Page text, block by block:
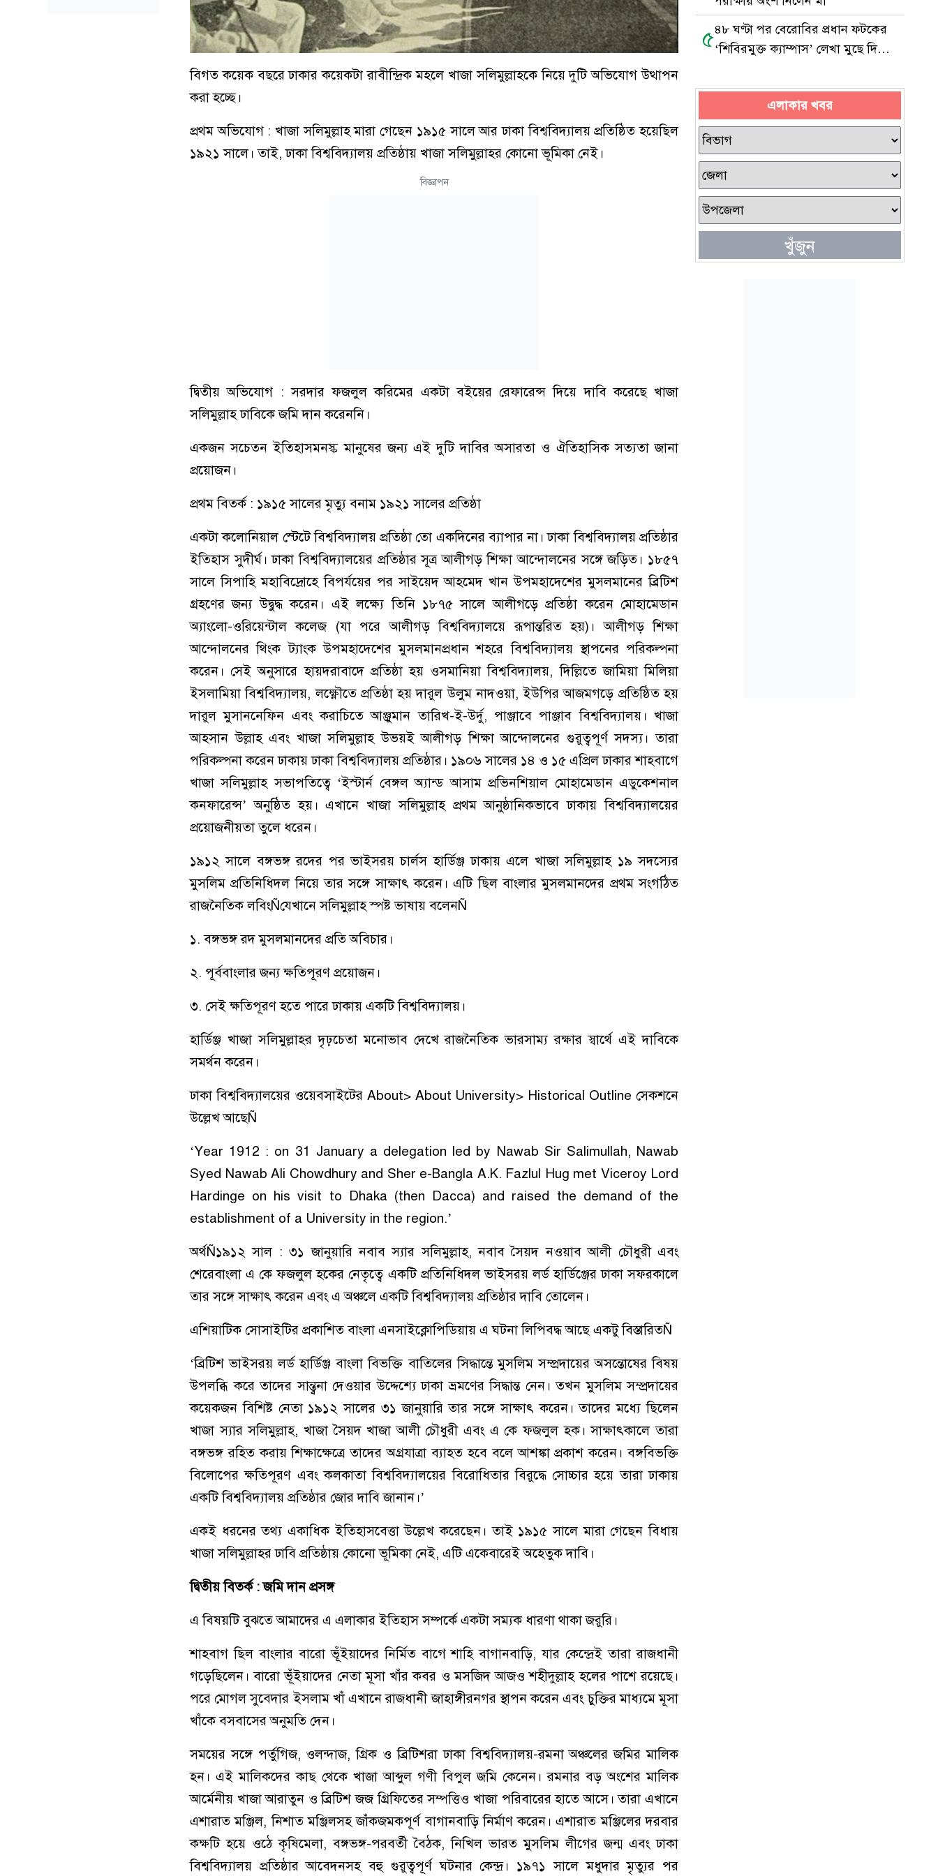
বিগত কয়েক বছরে ঢাকার কয়েকটা রাবীন্দ্রিক মহলে খাজা সলিমুল্লাহকে নিয়ে দুটি অভিযোগ উত্থাপন
করা হচ্ছে।
প্রথম অভিযোগ : খাজা সলিমুল্লাহ মারা গেছেন ১৯১৫ সালে আর ঢাকা বিশ্ববিদ্যালয় প্রতিষ্ঠিত হয়েছিল
১৯২১ সালে। তাই, ঢাকা বিশ্ববিদ্যালয় প্রতিষ্ঠায় খাজা সলিমুল্লাহর কোনো ভূমিকা নেই।
বিজ্ঞাপন
দ্বিতীয় অভিযোগ : সরদার ফজলুল করিমের একটা বইয়ের রেফারেন্স দিয়ে দাবি করেছে খাজা
সলিমুল্লাহ ঢাবিকে জমি দান করেননি।
একজন সচেতন ইতিহাসমনস্ক মানুষের জন্য এই দুটি দাবির অসারতা ও ঐতিহাসিক সত্যতা জানা
প্রয়োজন।
প্রথম বিতর্ক : ১৯১৫ সালের মৃত্যু বনাম ১৯২১ সালের প্রতিষ্ঠা
একটা কলোনিয়াল স্টেটে বিশ্ববিদ্যালয় প্রতিষ্ঠা তো একদিনের ব্যাপার না। ঢাকা বিশ্ববিদ্যালয় প্রতিষ্ঠার
ইতিহাস সুদীর্ঘ। ঢাকা বিশ্ববিদ্যালয়ের প্রতিষ্ঠার সূত্র আলীগড় শিক্ষা আন্দোলনের সঙ্গে জড়িত। ১৮৫৭
সালে সিপাহি মহাবিদ্রোহে বিপর্যয়ের পর সাইয়েদ আহমেদ খান উপমহাদেশের মুসলমানের ব্রিটিশ
গ্রহণের জন্য উদ্বুদ্ধ করেন। এই লক্ষ্যে তিনি ১৮৭৫ সালে আলীগড়ে প্রতিষ্ঠা করেন মোহামেডান
অ্যাংলো-ওরিয়েন্টাল কলেজ (যা পরে আলীগড় বিশ্ববিদ্যালয়ে রূপান্তরিত হয়)। আলীগড় শিক্ষা
আন্দোলনের থিংক ট্যাংক উপমহাদেশের মুসলমানপ্রধান শহরে বিশ্ববিদ্যালয় স্থাপনের পরিকল্পনা
করেন। সেই অনুসারে হায়দরাবাদে প্রতিষ্ঠা হয় ওসমানিয়া বিশ্ববিদ্যালয়, দিল্লিতে জামিয়া মিলিয়া
ইসলামিয়া বিশ্ববিদ্যালয়, লক্ষ্ণৌতে প্রতিষ্ঠা হয় দারুল উলুম নাদওয়া, ইউপির আজমগড়ে প্রতিষ্ঠিত হয়
দারুল মুসাননেফিন এবং করাচিতে আঞ্জুমান তারিখ-ই-উর্দু, পাঞ্জাবে পাঞ্জাব বিশ্ববিদ্যালয়। খাজা
আহসান উল্লাহ এবং খাজা সলিমুল্লাহ উভয়ই আলীগড় শিক্ষা আন্দোলনের গুরুত্বপূর্ণ সদস্য। তারা
পরিকল্পনা করেন ঢাকায় ঢাকা বিশ্ববিদ্যালয় প্রতিষ্ঠার। ১৯০৬ সালের ১৪ ও ১৫ এপ্রিল ঢাকার শাহবাগে
খাজা সলিমুল্লাহ সভাপতিত্বে ‘ইস্টার্ন বেঙ্গল অ্যান্ড আসাম প্রভিনশিয়াল মোহামেডান এডুকেশনাল
কনফারেন্স’ অনুষ্ঠিত হয়। এখানে খাজা সলিমুল্লাহ প্রথম আনুষ্ঠানিকভাবে ঢাকায় বিশ্ববিদ্যালয়ের
প্রয়োজনীয়তা তুলে ধরেন।
১৯১২ সালে বঙ্গভঙ্গ রদের পর ভাইসরয় চার্লস হার্ডিঞ্জ ঢাকায় এলে খাজা সলিমুল্লাহ ১৯ সদস্যের
মুসলিম প্রতিনিধিদল নিয়ে তার সঙ্গে সাক্ষাৎ করেন। এটি ছিল বাংলার মুসলমানদের প্রথম সংগঠিত
রাজনৈতিক লবিংÑযেখানে সলিমুল্লাহ স্পষ্ট ভাষায় বলেনÑ
১. বঙ্গভঙ্গ রদ মুসলমানদের প্রতি অবিচার।
২. পূর্ববাংলার জন্য ক্ষতিপূরণ প্রয়োজন।
৩. সেই ক্ষতিপূরণ হতে পারে ঢাকায় একটি বিশ্ববিদ্যালয়।
হার্ডিঞ্জ খাজা সলিমুল্লাহর দৃঢ়চেতা মনোভাব দেখে রাজনৈতিক ভারসাম্য রক্ষার স্বার্থে এই দাবিকে
সমর্থন করেন।
ঢাকা বিশ্ববিদ্যালয়ের ওয়েবসাইটের About> About University> Historical Outline সেকশনে
উল্লেখ আছেÑ
‘Year 1912 : on 31 January a delegation led by Nawab Sir Salimullah, Nawab
Syed Nawab Ali Chowdhury and Sher e-Bangla A.K. Fazlul Hug met Viceroy Lord
Hardinge on his visit to Dhaka (then Dacca) and raised the demand of the
establishment of a University in the region.’
অর্থÑ১৯১২ সাল : ৩১ জানুয়ারি নবাব স্যার সলিমুল্লাহ, নবাব সৈয়দ নওয়াব আলী চৌধুরী এবং
শেরেবাংলা এ কে ফজলুল হকের নেতৃত্বে একটি প্রতিনিধিদল ভাইসরয় লর্ড হার্ডিঞ্জের ঢাকা সফরকালে
তার সঙ্গে সাক্ষাৎ করেন এবং এ অঞ্চলে একটি বিশ্ববিদ্যালয় প্রতিষ্ঠার দাবি তোলেন।
এশিয়াটিক সোসাইটির প্রকাশিত বাংলা এনসাইক্লোপিডিয়ায় এ ঘটনা লিপিবদ্ধ আছে একটু বিস্তারিতÑ
‘ব্রিটিশ ভাইসরয় লর্ড হার্ডিঞ্জ বাংলা বিভক্তি বাতিলের সিদ্ধান্তে মুসলিম সম্প্রদায়ের অসন্তোষের বিষয়
উপলব্ধি করে তাদের সান্ত্বনা দেওয়ার উদ্দেশ্যে ঢাকা ভ্রমণের সিদ্ধান্ত নেন। তখন মুসলিম সম্প্রদায়ের
কয়েকজন বিশিষ্ট নেতা ১৯১২ সালের ৩১ জানুয়ারি তার সঙ্গে সাক্ষাৎ করেন। তাদের মধ্যে ছিলেন
খাজা স্যার সলিমুল্লাহ, খাজা সৈয়দ খাজা আলী চৌধুরী এবং এ কে ফজলুল হক। সাক্ষাৎকালে তারা
বঙ্গভঙ্গ রহিত করায় শিক্ষাক্ষেত্রে তাদের অগ্রযাত্রা ব্যাহত হবে বলে আশঙ্কা প্রকাশ করেন। বঙ্গবিভক্তি
বিলোপের ক্ষতিপূরণ এবং কলকাতা বিশ্ববিদ্যালয়ের বিরোধিতার বিরুদ্ধে সোচ্চার হয়ে তারা ঢাকায়
একটি বিশ্ববিদ্যালয় প্রতিষ্ঠার জোর দাবি জানান।’
একই ধরনের তথ্য একাধিক ইতিহাসবেত্তা উল্লেখ করেছেন। তাই ১৯১৫ সালে মারা গেছেন বিধায়
খাজা সলিমুল্লাহর ঢাবি প্রতিষ্ঠায় কোনো ভূমিকা নেই, এটি একেবারেই অহেতুক দাবি।
দ্বিতীয় বিতর্ক : জমি দান প্রসঙ্গ
এ বিষয়টি বুঝতে আমাদের এ এলাকার ইতিহাস সম্পর্কে একটা সম্যক ধারণা থাকা জরুরি।
শাহবাগ ছিল বাংলার বারো ভূঁইয়াদের নির্মিত বাগে শাহি বাগানবাড়ি, যার কেন্দ্রেই তারা রাজধানী
গড়েছিলেন। বারো ভূঁইয়াদের নেতা মূসা খাঁর কবর ও মসজিদ আজও শহীদুল্লাহ হলের পাশে রয়েছে।
পরে মোগল সুবেদার ইসলাম খাঁ এখানে রাজধানী জাহাঙ্গীরনগর স্থাপন করেন এবং চুক্তির মাধ্যমে মূসা
খাঁকে বসবাসের অনুমতি দেন।
সময়ের সঙ্গে পর্তুগিজ, ওলন্দাজ, গ্রিক ও ব্রিটিশরা ঢাকা বিশ্ববিদ্যালয়-রমনা অঞ্চলের জমির মালিক
হন। এই মালিকদের কাছ থেকে খাজা আব্দুল গণী বিপুল জমি কেনেন। রমনার বড় অংশের মালিক
আর্মেনীয় খাজা আরাতুন ও ব্রিটিশ জজ গ্রিফিতের সম্পত্তিও খাজা পরিবারের হাতে আসে। তারা এখানে
এশারাত মঞ্জিল, নিশাত মঞ্জিলসহ জাঁকজমকপূর্ণ বাগানবাড়ি নির্মাণ করেন। এশারাত মঞ্জিলের দরবার
কক্ষটি হয়ে ওঠে কৃষিমেলা, বঙ্গভঙ্গ-পরবর্তী বৈঠক, নিখিল ভারত মুসলিম লীগের জন্ম এবং ঢাকা
বিশ্ববিদ্যালয় প্রতিষ্ঠার আবেদনসহ বহু গুরুত্বপূর্ণ ঘটনার কেন্দ্র। ১৯৭১ সালে মধুদার মৃত্যুর পর
৫৪৮ ঘণ্টা পর বেরোবির প্রধান ফটকের
‘শিবিরমুক্ত ক্যাম্পাস’ লেখা মুছে দিল
এলাকার খবর
খুঁজুন